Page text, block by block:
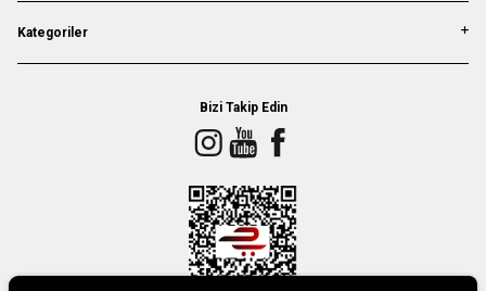
Kategoriler
Bizi Takip Edin